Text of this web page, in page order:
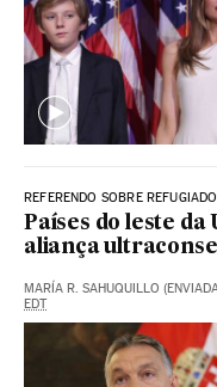
REFERENDO SOBRE
Países do leste
aliança
MARÍA R. SAHUQUILLO
EDT